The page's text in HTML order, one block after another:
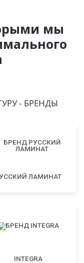
мы
- БРЕНДЫ
ЛАМИНАТ
INTEGRA